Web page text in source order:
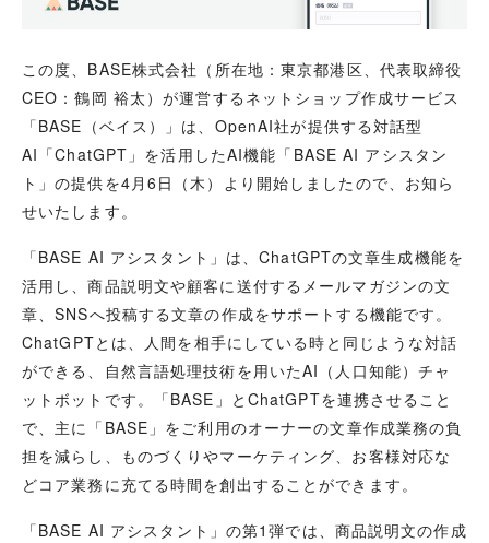
この度、BASE株式会社（所在地：東京都港区、代表取締役
CEO：鶴岡 裕太）が運営するネットショップ作成サービス
「BASE（ベイス）」は、OpenAI社が提供する対話型
AI 「ChatGPT」を活用したAI機能「BASE AI アシスタン
ト」の提供を4月6日（木）より 開始しましたので、お知ら
せいたします。
「BASE AI アシスタント」は、ChatGPTの文章生成機能を
活用し、商品説明文や顧客に送付するメールマガジンの文
章、SNSへ投稿する文章の作成をサポートする機能です。
ChatGPTとは、人間を相手にしている時と同じような対話
ができる、自然言語処理技術を用いたAI（人口知能）チャ
ットボットです。「BASE」とChatGPTを連携させること
で、主に「BASE」をご利用のオーナーの文章作成業務の負
担を減らし、ものづくりやマーケティング、お客様対応な
どコア業務に充てる時間を創出することができます。
「BASE AI アシスタント」の第1弾では、商品説明文の作成